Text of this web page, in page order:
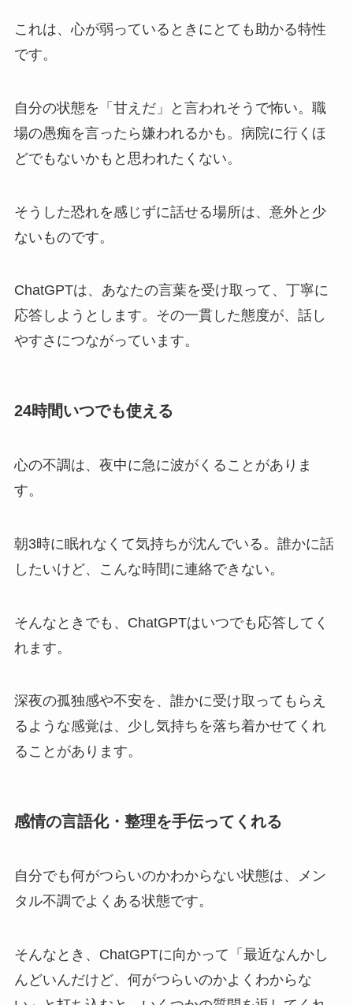
これは、心が弱っているときにとても助かる特性
です。
自分の状態を「甘えだ」と言われそうで怖い。職
場の愚痴を言ったら嫌われるかも。病院に行くほ
どでもないかもと思われたくない。
そうした恐れを感じずに話せる場所は、意外と少
ないものです。
ChatGPTは、あなたの言葉を受け取って、丁寧に
応答しようとします。その一貫した態度が、話し
やすさにつながっています。
24時間いつでも使える
心の不調は、夜中に急に波がくることがありま
す。
朝3時に眠れなくて気持ちが沈んでいる。誰かに話
したいけど、こんな時間に連絡できない。
そんなときでも、ChatGPTはいつでも応答してく
れます。
深夜の孤独感や不安を、誰かに受け取ってもらえ
るような感覚は、少し気持ちを落ち着かせてくれ
ることがあります。
感情の言語化・整理を手伝ってくれる
自分でも何がつらいのかわからない状態は、メン
タル不調でよくある状態です。
そんなとき、ChatGPTに向かって「最近なんかし
んどいんだけど、何がつらいのかよくわからな